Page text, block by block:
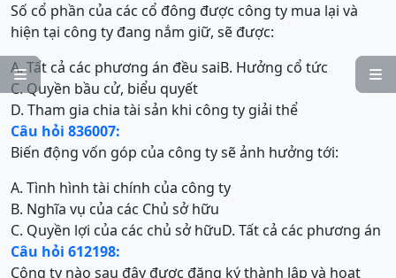


Số cổ phần của các cổ đông được công ty mua lại và
hiện tại công ty đang nắm giữ, sẽ được:
A. Tất cả các phương án đều saiB. Hưởng cổ tức
C. Quyền bầu cử, biểu quyết
D. Tham gia chia tài sản khi công ty giải thể
Câu hỏi 836007:
Biến động vốn góp của công ty sẽ ảnh hưởng tới:
A. Tình hình tài chính của công ty
B. Nghĩa vụ của các Chủ sở hữu
C. Quyền lợi của các chủ sở hữuD. Tất cả các phương án
Câu hỏi 612198:
Công ty nào sau đây được đăng ký thành lập và hoạt